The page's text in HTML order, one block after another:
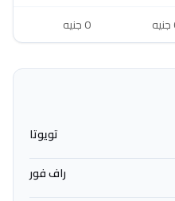
0 جنيه
تويوتا
راف فور